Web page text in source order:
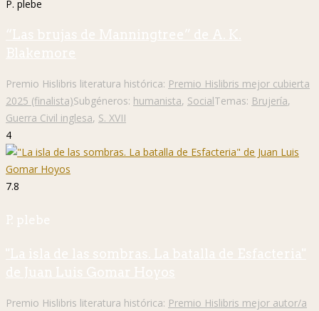
P. plebe
“Las brujas de Manningtree” de A. K.
Blakemore
Premio Hislibris literatura histórica: Premio Hislibris mejor cubierta
2025 (finalista)Subgéneros: humanista, SocialTemas: Brujería,
Guerra Civil inglesa, S. XVII
4
7.8
P. plebe
"La isla de las sombras. La batalla de Esfacteria"
de Juan Luis Gomar Hoyos
Premio Hislibris literatura histórica: Premio Hislibris mejor autor/a